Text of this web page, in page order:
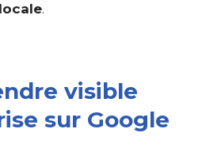
.
visible
sur Google